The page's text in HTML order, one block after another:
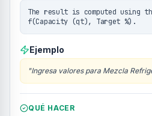
The result is computed using
f(Capacity (qt), Target %).
Ejemplo
"Ingresa valores para Mezcla
QUÉ HACER